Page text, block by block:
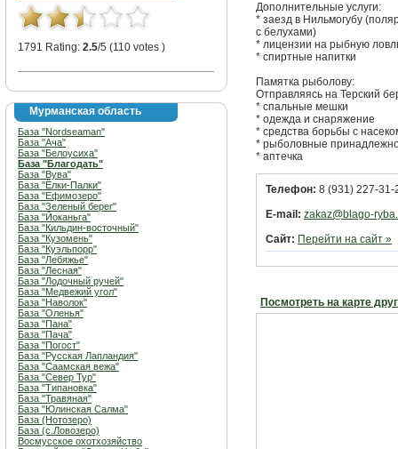
1791 Rating: 2.5/5 (110 votes )
Мурманская область
База "Nordseaman"
База "Ача"
База "Белоусиха"
База "Благодать"
База "Вува"
База "Ёлки-Палки"
База "Ефимозеро"
База "Зеленый берег"
База "Йоканьга"
База "Кильдин-восточный"
База "Кузомень"
База "Куэльпорр"
База "Лебяжье"
База "Лесная"
База "Лодочный ручей"
База "Медвежий угол"
База "Наволок"
База "Оленья"
База "Пана"
База "Пача"
База "Погост"
База "Русская Лапландия"
База "Саамская вежа"
База "Север Тур"
База "Типановка"
База "Травяная"
База "Юлинская Салма"
База (Нотозеро)
База (с.Ловозеро)
Восмусское охотхозяйство
Дополнительные услуги:
* заезд в Нильмогубу
с белухами)
* лицензии на рыбную
* спиртные напитки
Памятка рыболову:
Отправляясь на Терский
* спальные мешки
* одежда и снаряжение
* средства борьбы с
* рыболовные
* аптечка
Телефон: 8 (931) 227-31-
E-mail: zakaz@blago-
Сайт: Перейти на сайт »
Посмотреть на карте